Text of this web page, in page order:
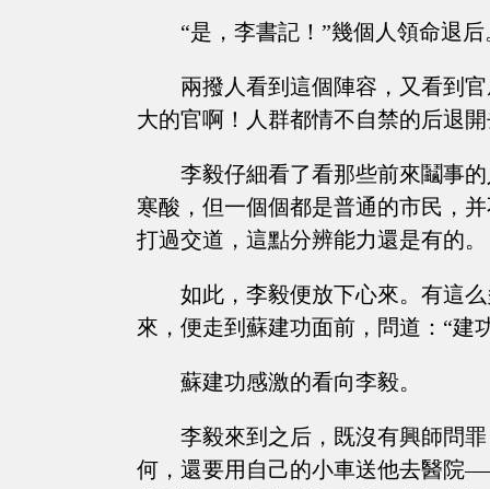
“是，李書記！”幾個人領命退后
兩撥人看到這個陣容，又看到
大的官啊！人群都情不自禁的后退
李毅仔細看了看那些前來鬮事
寒酸，但一個個都是普通的市民，
打過交道，這點分辨能力還是有的。
如此，李毅便放下心來。有這
來，便走到蘇建功面前，問道：“建
蘇建功感激的看向李毅。
李毅來到之后，既沒有興師問
何，還要用自己的小車送他去醫院